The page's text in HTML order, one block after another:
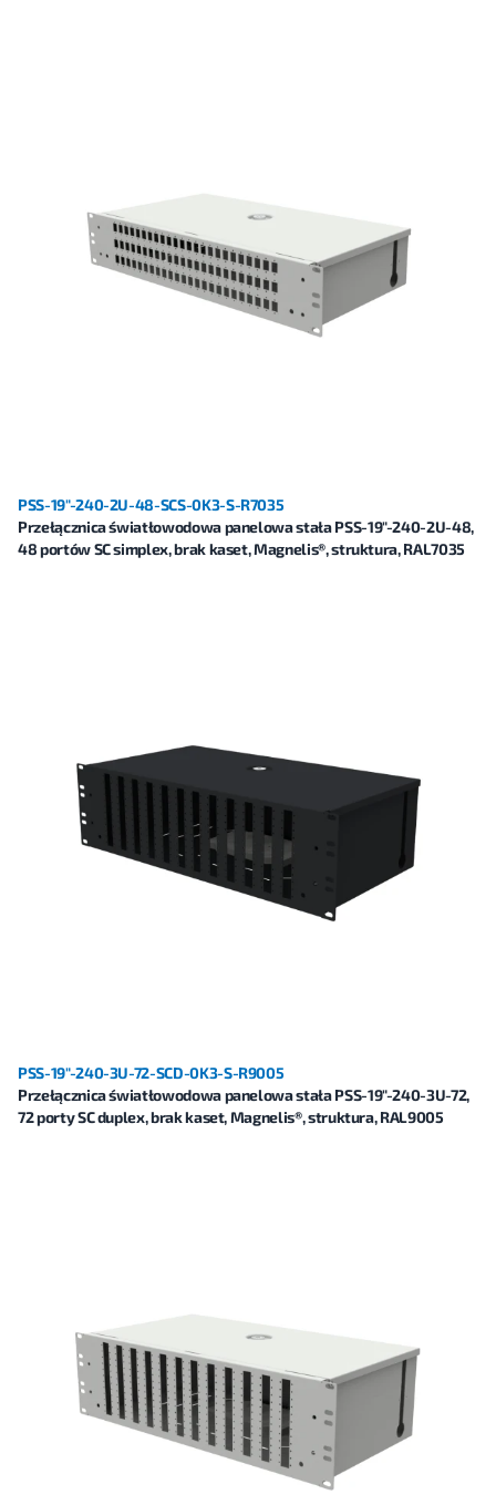
PSS-19"-240-2U-48-SCS-0K3-S-R7035
Przełącznica światłowodowa panelowa stała PSS-19"-240-2U-48,
48 portów SC simplex, brak kaset, Magnelis®, struktura, RAL7035
PSS-19"-240-3U-72-SCD-0K3-S-R9005
Przełącznica światłowodowa panelowa stała PSS-19"-240-3U-72,
72 porty SC duplex, brak kaset, Magnelis®, struktura, RAL9005